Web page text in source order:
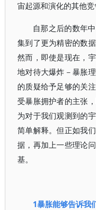
宙起源和演化的其他竞
自那之后的数年
集到了更为精密的数
然而，即使是现在，
地对待大爆炸－暴胀
的质疑给予足够的关
受暴胀拥护者的主张
为对于我们观测到的
简单解释。但正如我
据，再加上一些理论
基。
1暴胀能够告诉我